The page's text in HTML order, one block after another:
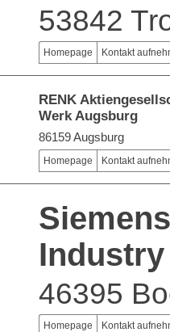
53842
Homepage Kontakt
RENK
Werk Augsburg
86159 Augsburg
Homepage Kontakt
46395
Homepage Kontakt